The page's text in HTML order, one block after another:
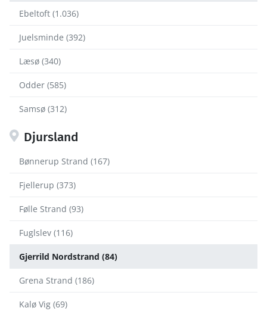
Ebeltoft (1.036)
Juelsminde (392)
Læsø (340)
Odder (585)
Samsø (312)
Djursland
Bønnerup Strand (167)
Fjellerup (373)
Følle Strand (93)
Fuglslev (116)
Gjerrild Nordstrand (84)
Grena Strand (186)
Kalø Vig (69)